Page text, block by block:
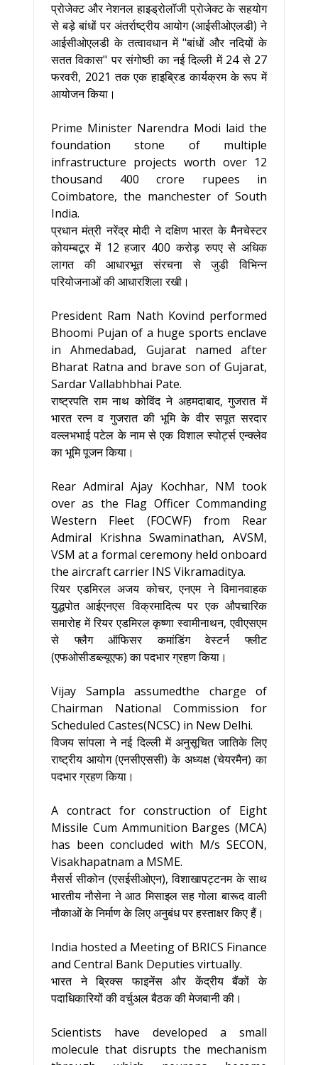
प्रोजेक्ट और नेशनल हाइड्रोलॉजी प्रोजेक्ट के सहयोग
से बड़े बांधों पर अंतर्राष्ट्रीय आयोग (आईसीओएलडी) ने
आईसीओएलडी के तत्वावधान में "बांधों और नदियों के
सतत विकास" पर संगोष्ठी का नई दिल्ली में 24 से 27
फरवरी, 2021 तक एक हाइब्रिड कार्यक्रम के रूप में
आयोजन किया।
Prime Minister Narendra Modi laid the
foundation stone of multiple
infrastructure projects worth over 12
thousand 400 crore rupees in
Coimbatore, the manchester of South
India.
प्रधान मंत्री नरेंद्र मोदी ने दक्षिण भारत के मैनचेस्टर
कोयम्बटूर में 12 हजार 400 करोड़ रुपए से अधिक
लागत की आधारभूत संरचना से जुडी विभिन्‍न
परियोजनाओं की आधारशिला रखी।
President Ram Nath Kovind performed
Bhoomi Pujan of a huge sports enclave
in Ahmedabad, Gujarat named after
Bharat Ratna and brave son of Gujarat,
Sardar Vallabhbhai Pate.
राष्ट्रपति राम नाथ कोविंद ने अहमदाबाद, गुजरात में
भारत रत्न व गुजरात की भूमि के वीर सपूत सरदार
वल्लभभाई पटेल के नाम से एक विशाल स्पोर्ट्स एन्क्लेव
का भूमि पूजन किया।
Rear Admiral Ajay Kochhar, NM took
over as the Flag Officer Commanding
Western Fleet (FOCWF) from Rear
Admiral Krishna Swaminathan, AVSM,
VSM at a formal ceremony held onboard
the aircraft carrier INS Vikramaditya.
रियर एडमिरल अजय कोचर, एनएम ने विमानवाहक
युद्धपोत आईएनएस विक्रमादित्य पर एक औपचारिक
समारोह में रियर एडमिरल कृष्णा स्वामीनाथन, एवीएसएम
से फ्लैग ऑफिसर कमांडिंग वेस्टर्न फ्लीट
(एफओसीडब्ल्यूएफ) का पदभार ग्रहण किया।
Vijay Sampla assumedthe charge of
Chairman National Commission for
Scheduled Castes(NCSC) in New Delhi.
विजय सांपला ने नई दिल्ली में अनुसूचित जातिके लिए
राष्ट्रीय आयोग (एनसीएससी) के अध्यक्ष (चेयरमैन) का
पदभार ग्रहण किया।
A contract for construction of Eight
Missile Cum Ammunition Barges (MCA)
has been concluded with M/s SECON,
Visakhapatnam a MSME.
मैसर्स सीकोन (एसईसीओएन), विशाखापट्टनम के साथ
भारतीय नौसेना ने आठ मिसाइल सह गोला बारूद वाली
नौकाओं के निर्माण के लिए अनुबंध पर हस्ताक्षर किए हैं।
India hosted a Meeting of BRICS Finance
and Central Bank Deputies virtually.
भारत ने ब्रिक्स फाइनेंस और केंद्रीय बैंकों के
पदाधिकारियों की वर्चुअल बैठक की मेजबानी की।
Scientists have developed a small
molecule that disrupts the mechanism